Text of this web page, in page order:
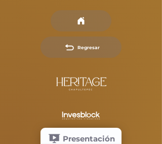
Regresar
Presentación